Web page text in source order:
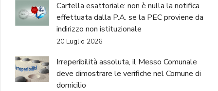
Cartella esattoriale: non è nulla la notifica
effettuata dalla P.A. se la PEC proviene da
indirizzo non istituzionale
20 Luglio 2026
Irreperibilità assoluta, il Messo Comunale
deve dimostrare le verifiche nel Comune di
domicilio